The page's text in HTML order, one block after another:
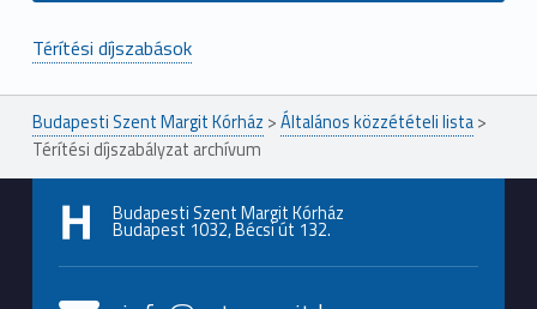
Térítési díjszabások
Ugrás a főmenühöz
Budapesti Szent Margit Kórház >Általános közzétételi lista>
Térítési díjszabályzat archívum
Budapesti Szent Margit Kórház
Budapest 1032, Bécsi út 132.